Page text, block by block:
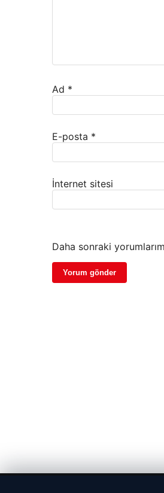
Ad *
E-posta *
İnternet sitesi
Daha sonraki